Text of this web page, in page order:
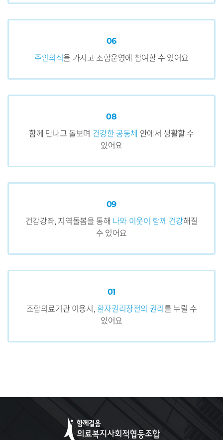
06
주인의식을 가지고 조합운영에 참여할 수 있어요
08
함께 만나고 돌보며 건강한 공동체 안에서 생활할 수
있어요
09
건강강좌, 지역돌봄을 통해 나와 이웃이 함께 건강해질
수 있어요
01
조합의료기관 이용시, 환자권리장전의 권리를 누릴 수
있어요